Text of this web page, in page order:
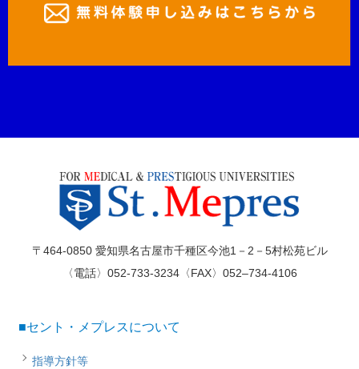
〒464-0850 愛知県名古屋市千種区今池1－2－5村松苑ビル
〈電話〉052-733-3234〈FAX〉052–734-4106
■セント・メプレスについて
指導方針等